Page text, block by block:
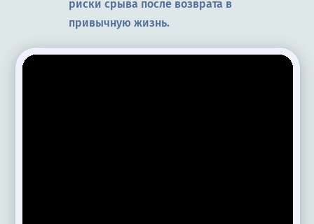
риски срыва после возврата в
привычную жизнь.